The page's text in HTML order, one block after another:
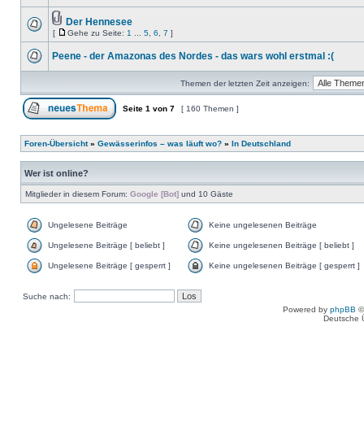
Der Hennesee
[ Gehe zu Seite: 1 5 6 7 ]
Peene - der Amazonas des Nordes - das wars wohl erstmal :(
Themen der letzten Zeit anzeigen:
Seite 1 von 7 [ 160 Themen ]
Foren-Übersicht» Gewässerinfos – was läuft wo? » In Deutschland
Wer ist online?
Mitglieder in diesem Forum: Google [Bot] und 10 Gäste
Ungelesene Beiträge Keine ungelesenen Beiträge
Ungelesene Beiträge [ beliebt ] Keine ungelesenen Beiträge [ beliebt ]
Ungelesene Beiträge [ gesperrt ] Keine ungelesenen Beiträge [ gesperrt ]
Suche nach:
Powered by phpBB
Deutsche